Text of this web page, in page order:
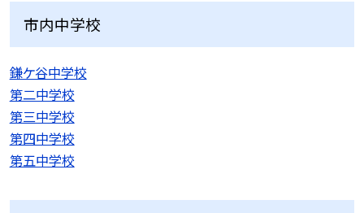
市内中学校
鎌ケ谷中学校
第二中学校
第三中学校
第四中学校
第五中学校